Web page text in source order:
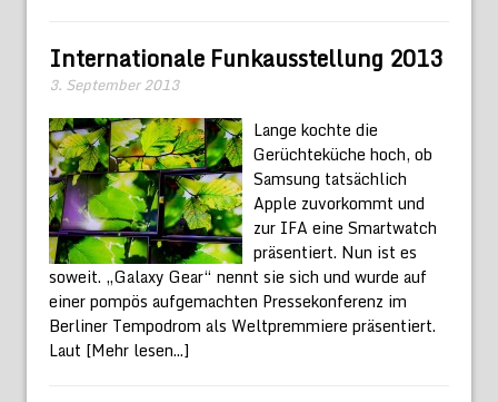
Internationale Funkausstellung 2013
3. September 2013
Lange kochte die
Gerüchteküche hoch, ob
Samsung tatsächlich
Apple zuvorkommt und
zur IFA eine Smartwatch
präsentiert. Nun ist es
soweit. „Galaxy Gear“ nennt sie sich und wurde auf
einer pompös aufgemachten Pressekonferenz im
Berliner Tempodrom als Weltpremmiere präsentiert.
Laut [Mehr lesen...]